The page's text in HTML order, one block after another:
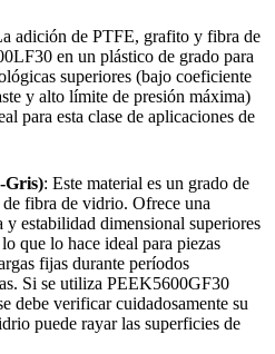
adición de PTFE, grafito y fibra de
en un plástico de grado para
superiores (bajo coeficiente
y alto límite de presión máxima)
para esta clase de aplicaciones de
Gris): Este material es un grado de
fibra de vidrio. Ofrece una
estabilidad dimensional superiores
que lo hace ideal para piezas
fijas durante períodos
Si se utiliza PEEK5600GF30
debe verificar cuidadosamente su
puede rayar las superficies de